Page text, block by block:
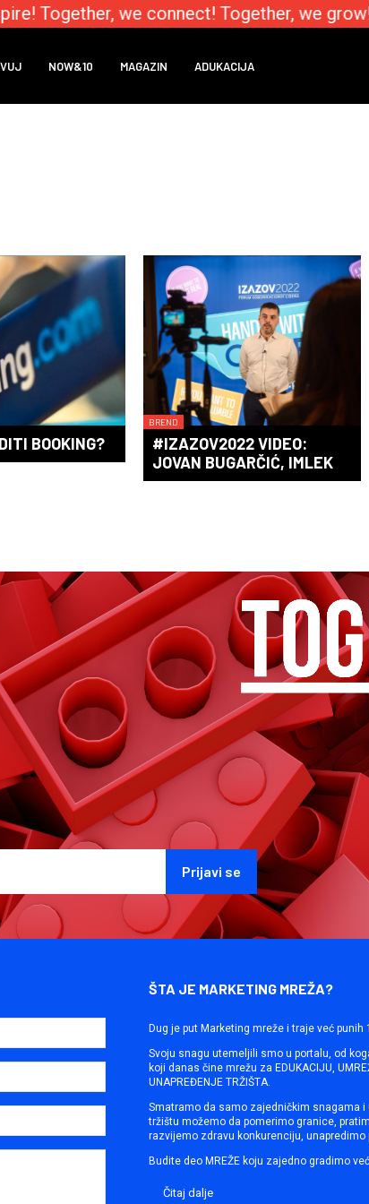
Together, we connect! Together, we
NOW&10 MAGAZIN ADUKACIJA
BOOKING?
BREND
#IZAZOV2022 VIDEO:
JOVAN BUGARČIĆ, IMLEK
ŠTA JE MARKETING MREŽA?
Dug je put Marketing mreže i traje već punih
Svoju snagu utemeljili smo u portalu, od
koji danas čine mrežu za EDUKACIJU,
UNAPREĐENJE TRŽIŠTA.
Smatramo da samo zajedničkim snagama
tržištu možemo da pomerimo granice,
razvijemo zdravu konkurenciju, unapredimo
Budite deo MREŽE koju zajedno gradimo
Čitaj dalje